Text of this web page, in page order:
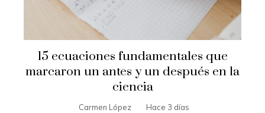
15 ecuaciones fundamentales que
marcaron un antes y un después en la
ciencia
Carmen López Hace 3 días